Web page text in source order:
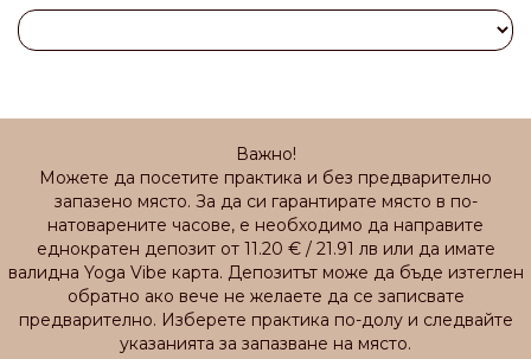
Важно!
Можете да посетите практика и без предварително
запазено място. За да си гарантирате място в по-
натоварените часове, е необходимо да направите
еднократен депозит от 11.20 € / 21.91 лв или да имате
валидна Yoga Vibe карта. Депозитът може да бъде изтеглен
обратно ако вече не желаете да се записвате
предварително. Изберете практика по-долу и следвайте
указанията за запазване на място.